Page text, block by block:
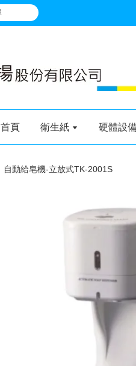
首頁 衛生紙 硬體設
自動給皂機-立放式TK-2001S